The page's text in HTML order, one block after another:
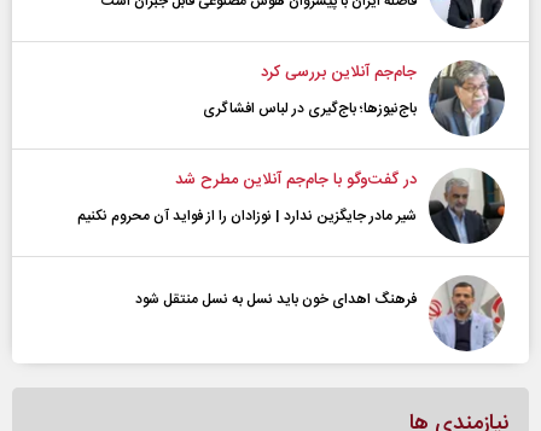
جام‌جم آنلاین بررسی کرد
باج‌نیوزها؛ باج‌گیری در لباس افشاگری
در گفت‌و‌گو با جام‌جم آنلاین مطرح شد
شیر مادر جایگزین ندارد | نوزادان را از فواید آن محروم نکنیم
فرهنگ اهدای خون باید نسل به نسل منتقل شود